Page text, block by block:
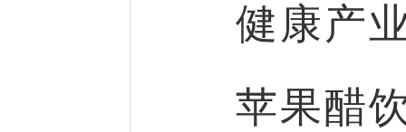
健康产
苹果醋